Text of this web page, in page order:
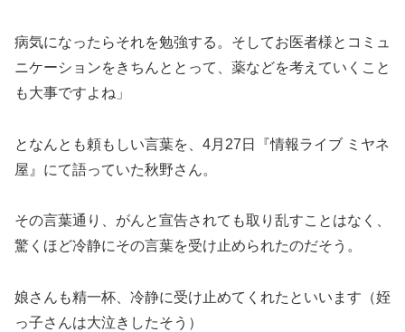
病気になったらそれを勉強する。そしてお医者様とコミュ
ニケーションをきちんととって、薬などを考えていくこと
も大事ですよね」
となんとも頼もしい言葉を、4月27日『情報ライブ ミヤネ
屋』にて語っていた秋野さん。
その言葉通り、がんと宣告されても取り乱すことはなく、
驚くほど冷静にその言葉を受け止められたのだそう。
娘さんも精一杯、冷静に受け止めてくれたといいます（姪
っ子さんは大泣きしたそう）